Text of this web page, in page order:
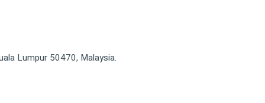
Lumpur 50470, Malaysia.